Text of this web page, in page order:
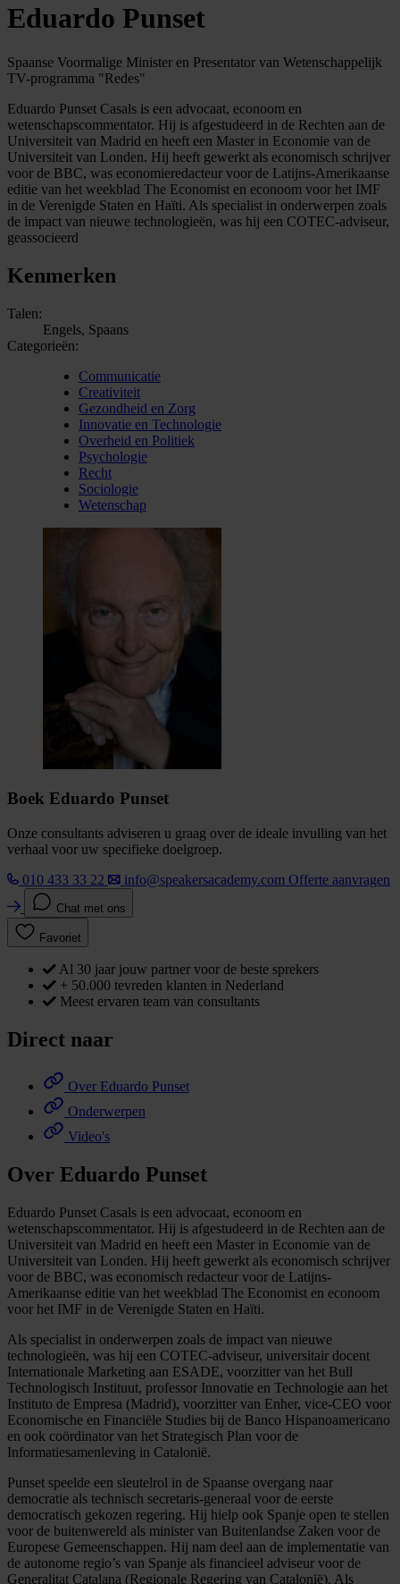
Eduardo Punset
Spaanse Voormalige Minister en Presentator van Wetenschappelijk
TV-programma "Redes"
Eduardo Punset Casals is een advocaat, econoom en
wetenschapscommentator. Hij is afgestudeerd in de Rechten aan de
Universiteit van Madrid en heeft een Master in Economie van de
Universiteit van Londen. Hij heeft gewerkt als economisch schrijver
voor de BBC, was economieredacteur voor de Latijns-Amerikaanse
editie van het weekblad The Economist en econoom voor het IMF
in de Verenigde Staten en Haïti. Als specialist in onderwerpen zoals
de impact van nieuwe technologieën, was hij een COTEC-adviseur,
geassocieerd
Kenmerken
Talen:
Engels, Spaans
Categorieën:
Communicatie
Creativiteit
Gezondheid en Zorg
Innovatie en Technologie
Overheid en Politiek
Psychologie
Recht
Sociologie
Wetenschap
Boek Eduardo Punset
Onze consultants adviseren u graag over de ideale invulling van het
verhaal voor uw specifieke doelgroep.
010 433 33 22
info@speakersacademy.com Offerte aanvragen
Chat met ons
Favoriet
Al 30 jaar jouw partner voor de beste sprekers
+ 50.000 tevreden klanten in Nederland
Meest ervaren team van consultants
Direct naar
Over Eduardo Punset
Onderwerpen
Video's
Over Eduardo Punset
Eduardo Punset Casals is een advocaat, econoom en
wetenschapscommentator. Hij is afgestudeerd in de Rechten aan de
Universiteit van Madrid en heeft een Master in Economie van de
Universiteit van Londen. Hij heeft gewerkt als economisch schrijver
voor de BBC, was economisch redacteur voor de Latijns-
Amerikaanse editie van het weekblad The Economist en econoom
voor het IMF in de Verenigde Staten en Haïti.
Als specialist in onderwerpen zoals de impact van nieuwe
technologieën, was hij een COTEC-adviseur, universitair docent
Internationale Marketing aan ESADE, voorzitter van het Bull
Technologisch Instituut, professor Innovatie en Technologie aan het
Instituto de Empresa (Madrid), voorzitter van Enher, vice-CEO voor
Economische en Financiële Studies bij de Banco Hispanoamericano
en ook coördinator van het Strategisch Plan voor de
Informatiesamenleving in Catalonië.
Punset speelde een sleutelrol in de Spaanse overgang naar
democratie als technisch secretaris-generaal voor de eerste
democratisch gekozen regering. Hij hielp ook Spanje open te stellen
voor de buitenwereld als minister van Buitenlandse Zaken voor de
Europese Gemeenschappen. Hij nam deel aan de implementatie van
de autonome regio’s van Spanje als financieel adviseur voor de
Generalitat Catalana (Regionale Regering van Catalonië). Als